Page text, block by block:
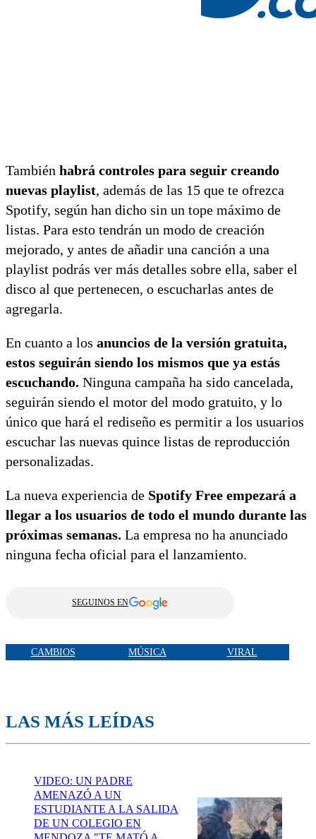
También habrá controles para seguir creando
nuevas playlist, además de las 15 que te ofrezca
Spotify, según han dicho sin un tope máximo de
listas. Para esto tendrán un modo de creación
mejorado, y antes de añadir una canción a una
playlist podrás ver más detalles sobre ella, saber el
disco al que pertenecen, o escucharlas antes de
agregarla.
En cuanto a los anuncios de la versión gratuita,
estos seguirán siendo los mismos que ya estás
escuchando. Ninguna campaña ha sido cancelada,
seguirán siendo el motor del modo gratuito, y lo
único que hará el rediseño es permitir a los usuarios
escuchar las nuevas quince listas de reproducción
personalizadas.
La nueva experiencia de Spotify Free empezará a
llegar a los usuarios de todo el mundo durante las
próximas semanas. La empresa no ha anunciado
ninguna fecha oficial para el lanzamiento.
SEGUINOS EN
CAMBIOS MÚSICA VIRAL
LAS MÁS LEÍDAS
VIDEO: UN PADRE
AMENAZÓ A UN
ESTUDIANTE A LA SALIDA
DE UN COLEGIO EN